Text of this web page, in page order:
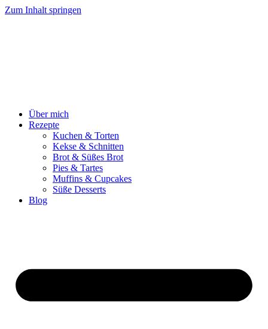
Zum Inhalt springen
Über mich
Rezepte
Kuchen & Torten
Kekse & Schnitten
Brot & Süßes Brot
Pies & Tartes
Muffins & Cupcakes
Süße Desserts
Blog